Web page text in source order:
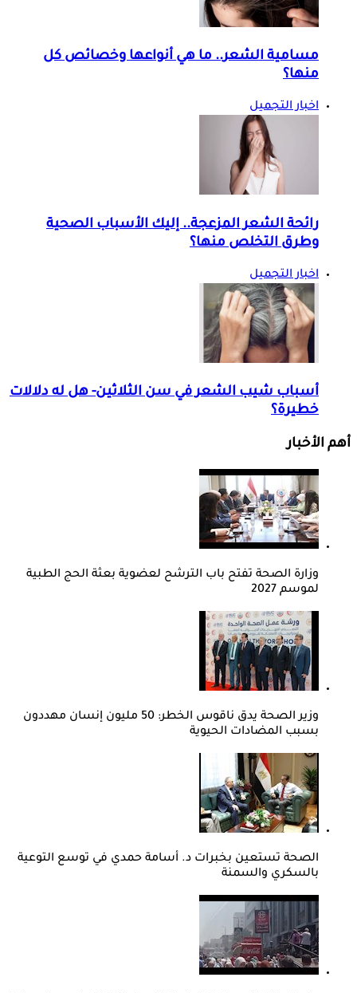
مسامية الشعر.. ما هي أنواعها وخصائص كل
منها؟
اخبار التجميل
رائحة الشعر المزعجة.. إليك الأسباب الصحية
وطرق التخلص منها؟
اخبار التجميل
أسباب شيب الشعر في سن الثلاثين- هل له دلالات
خطيرة؟
أهم الأخبار
وزارة الصحة تفتح باب الترشح لعضوية بعثة الحج الطبية
لموسم 2027
وزير الصحة يدق ناقوس الخطر: 50 مليون إنسان مهددون
بسبب المضادات الحيوية
الصحة تستعين بخبرات د. أسامة حمدي في توسع التوعية
بالسكري والسمنة